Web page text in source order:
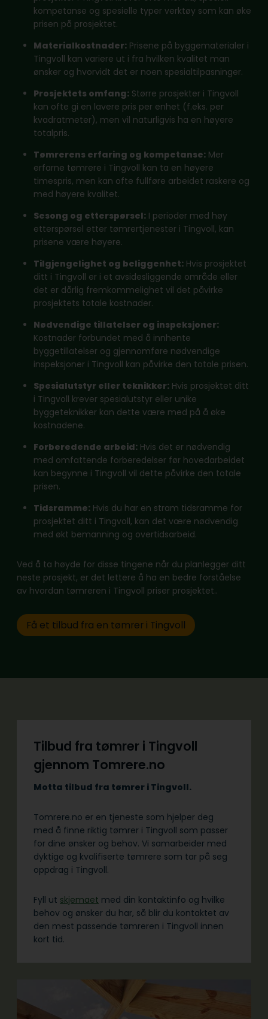
kompetanse og spesielle typer verktøy som kan øke
prisen på prosjektet.
Materialkostnader: Prisene på byggematerialer i
Tingvoll kan variere ut i fra hvilken kvalitet man
ønsker og hvorvidt det er noen spesialtilpasninger.
Prosjektets omfang: Større prosjekter i Tingvoll
kan ofte gi en lavere pris per enhet (f.eks. per
kvadratmeter), men vil naturligvis ha en høyere
totalpris.
Tømrerens erfaring og kompetanse: Mer
erfarne tømrere i Tingvoll kan ta en høyere
timespris, men kan ofte fullføre arbeidet raskere og
med høyere kvalitet.
Sesong og etterspørsel: I perioder med høy
etterspørsel etter tømrertjenester i Tingvoll, kan
prisene være høyere.
Tilgjengelighet og beliggenhet: Hvis prosjektet
ditt i Tingvoll er i et avsidesliggende område eller
det er dårlig fremkommelighet vil det påvirke
prosjektets totale kostnader.
Nødvendige tillatelser og inspeksjoner:
Kostnader forbundet med å innhente
byggetillatelser og gjennomføre nødvendige
inspeksjoner i Tingvoll kan påvirke den totale prisen.
Spesialutstyr eller teknikker: Hvis prosjektet ditt
i Tingvoll krever spesialutstyr eller unike
byggeteknikker kan dette være med på å øke
kostnadene.
Forberedende arbeid: Hvis det er nødvendig
med omfattende forberedelser før hovedarbeidet
kan begynne i Tingvoll vil dette påvirke den totale
prisen.
Tidsramme: Hvis du har en stram tidsramme for
prosjektet ditt i Tingvoll, kan det være nødvendig
med økt bemanning og overtidsarbeid.
Ved å ta høyde for disse tingene når du planlegger ditt
neste prosjekt, er det lettere å ha en bedre forståelse
av hvordan tømreren i Tingvoll priser prosjektet..
Få et tilbud fra en tømrer i Tingvoll
Tilbud fra tømrer i Tingvoll
gjennom Tomrere.no
Motta tilbud fra tømrer i Tingvoll.
Tomrere.no er en tjeneste som hjelper deg
med å finne riktig tømrer i Tingvoll som passer
for dine ønsker og behov. Vi samarbeider med
dyktige og kvalifiserte tømrere som tar på seg
oppdrag i Tingvoll.
Fyll ut skjemaet med din kontaktinfo og hvilke
behov og ønsker du har, så blir du kontaktet av
den mest passende tømreren i Tingvoll innen
kort tid.